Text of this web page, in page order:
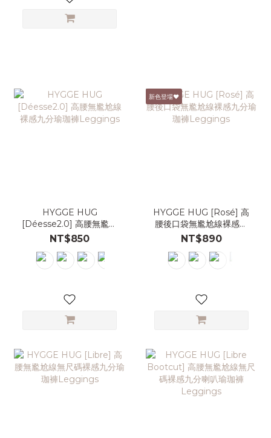
HYGGE HUG
[Déesse2.0] 高腰無尷尬
線裸感九分瑜珈褲
Leggings
NT$850
新色登場♥
HYGGE HUG [Rosé] 高
腰後口袋無尷尬線裸感九
分瑜珈褲Leggings
NT$890